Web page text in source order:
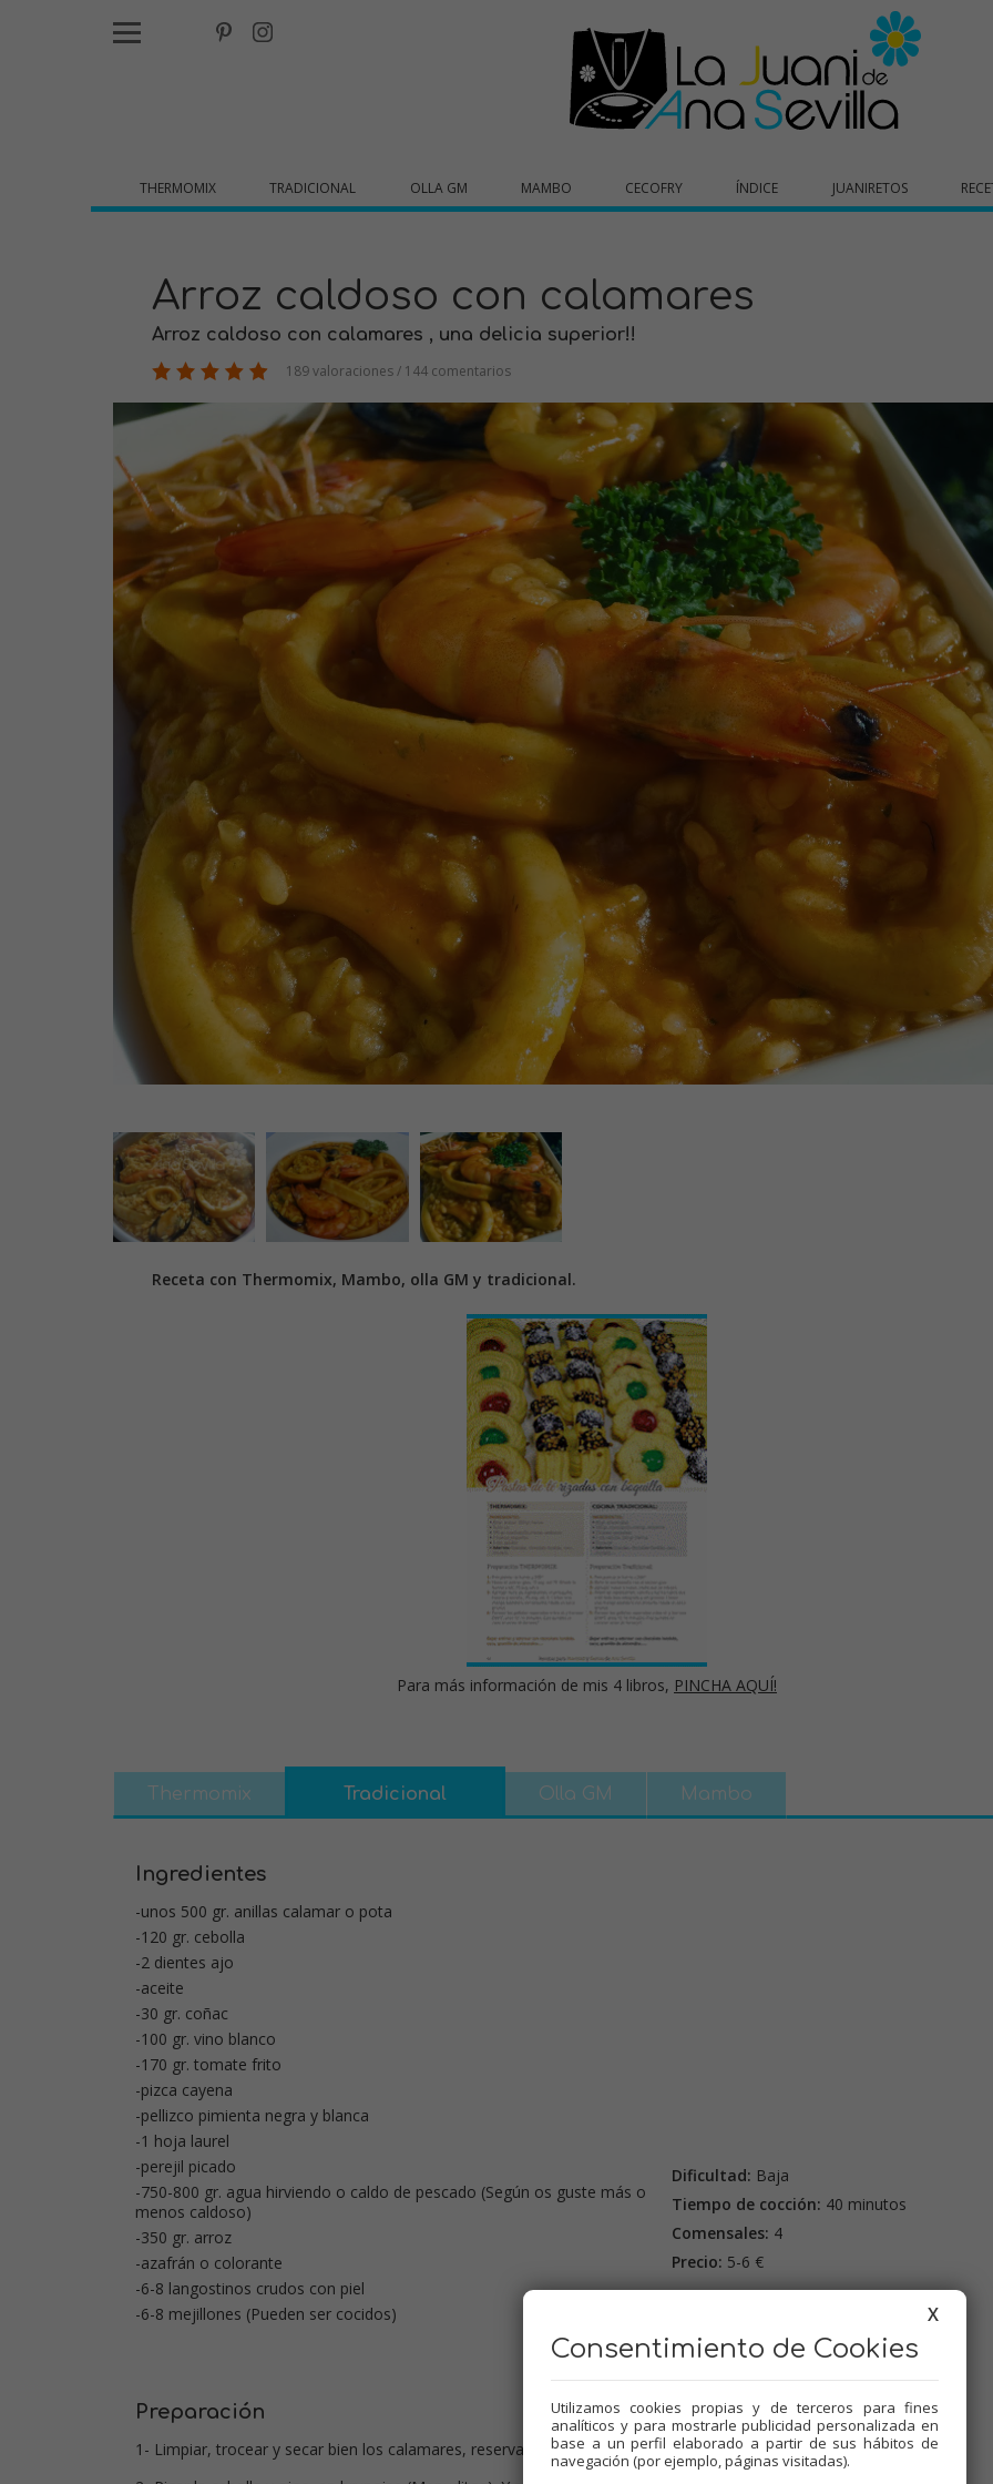
THERMOMIX TRADICIONAL OLLA GM MAMBO CECOFRY ÍNDICE JUANIRETOS
Arroz caldoso con calamares
Arroz caldoso con calamares , una delicia superior!!
189 valoraciones / 144 comentarios
Receta con Thermomix, Mambo, olla GM y tradicional.
Para más información de mis 4 libros, PINCHA AQUÍ!
Thermomix Tradicional Olla GM Mambo
Ingredientes
-unos 500 gr. anillas calamar o pota
-120 gr. cebolla
-2 dientes ajo
-aceite
-30 gr. coñac
-100 gr. vino blanco
-170 gr. tomate frito
-pizca cayena
-pellizco pimienta negra y blanca
-1 hoja laurel
-perejil picado
-750-800 gr. agua hirviendo o caldo de pescado (Según os guste más o
menos caldoso)
-350 gr. arroz
-azafrán o colorante
-6-8 langostinos crudos con piel
-6-8 mejillones (Pueden ser cocidos)
Dificultad: Baja
Tiempo de cocción: 40 minutos
Comensales: 4
Precio: 5-6 €
Recetas para olla GM,Tradicional,
Menús de Navidad Mambo
Preparación
1- Limpiar, trocear y secar bien los calamares, reservar.
X
Consentimiento de Cookies
Utilizamos cookies propias y de terceros para fines
analíticos y para mostrarle publicidad personalizada en
base a un perfil elaborado a partir de sus hábitos de
navegación (por ejemplo, páginas visitadas).